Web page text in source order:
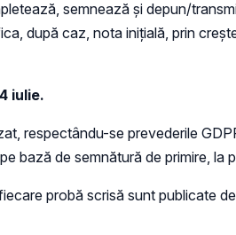
semnează și depun/
după caz, nota inițială, prin
iulie.
respectându-se prevederile
bază de semnătură de primire, la
probă scrisă sunt publicate